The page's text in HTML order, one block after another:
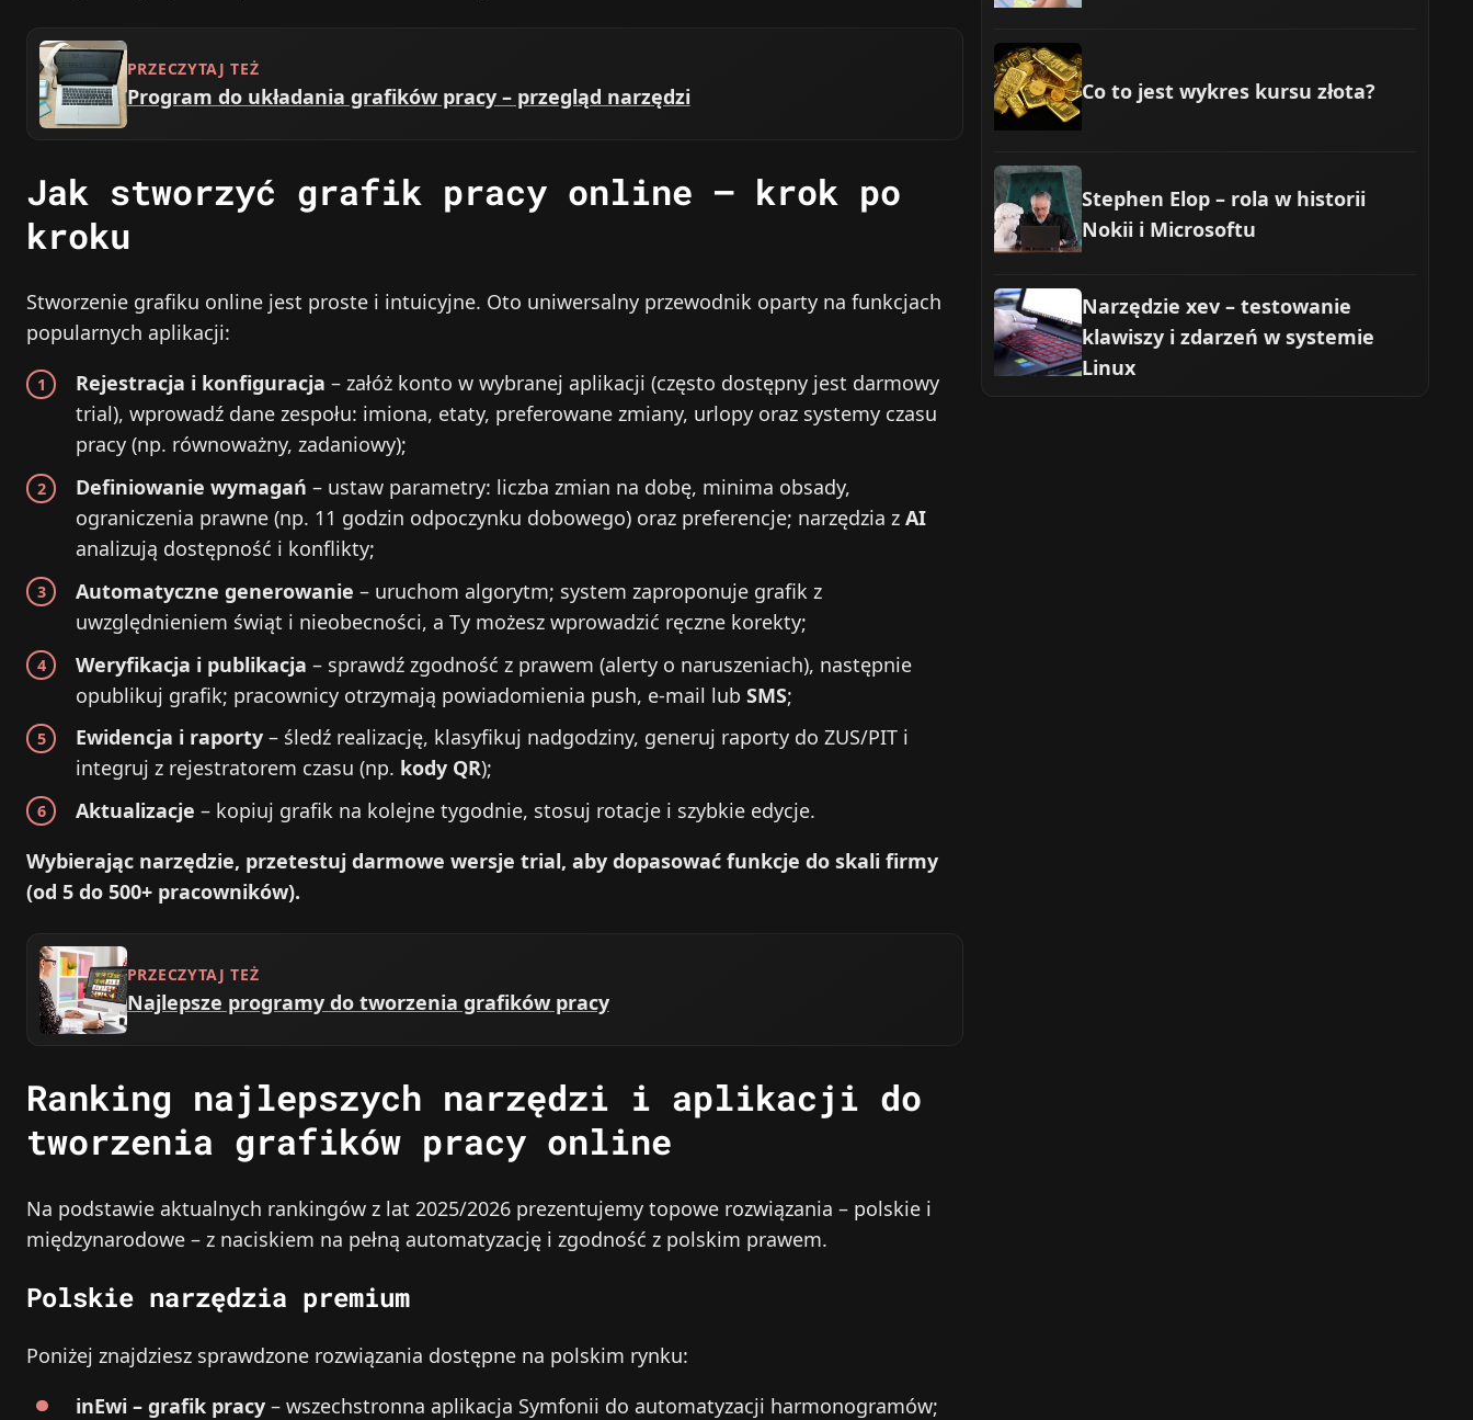
PRZECZYTAJ TEŻ
Program do układania grafików pracy – przegląd narzędzi
Jak stworzyć grafik pracy online – krok po
kroku
Stworzenie grafiku online jest proste i intuicyjne. Oto uniwersalny przewodnik oparty na funkcjach
popularnych aplikacji:
Rejestracja i konfiguracja – załóż konto w wybranej aplikacji (często dostępny jest darmowy
trial), wprowadź dane zespołu: imiona, etaty, preferowane zmiany, urlopy oraz systemy czasu
pracy (np. równoważny, zadaniowy);
Definiowanie wymagań – ustaw parametry: liczba zmian na dobę, minima obsady,
ograniczenia prawne (np. 11 godzin odpoczynku dobowego) oraz preferencje; narzędzia z AI
analizują dostępność i konflikty;
Automatyczne generowanie – uruchom algorytm; system zaproponuje grafik z
uwzględnieniem świąt i nieobecności, a Ty możesz wprowadzić ręczne korekty;
Weryfikacja i publikacja – sprawdź zgodność z prawem (alerty o naruszeniach), następnie
opublikuj grafik; pracownicy otrzymają powiadomienia push, e‑mail lub SMS;
Ewidencja i raporty – śledź realizację, klasyfikuj nadgodziny, generuj raporty do ZUS/PIT i
integruj z rejestratorem czasu (np. kody QR);
Aktualizacje – kopiuj grafik na kolejne tygodnie, stosuj rotacje i szybkie edycje.
Wybierając narzędzie, przetestuj darmowe wersje trial, aby dopasować funkcje do skali firmy
(od 5 do 500+ pracowników).
PRZECZYTAJ TEŻ
Najlepsze programy do tworzenia grafików pracy
Ranking najlepszych narzędzi i aplikacji do
tworzenia grafików pracy online
Na podstawie aktualnych rankingów z lat 2025/2026 prezentujemy topowe rozwiązania – polskie i
międzynarodowe – z naciskiem na pełną automatyzację i zgodność z polskim prawem.
Polskie narzędzia premium
Poniżej znajdziesz sprawdzone rozwiązania dostępne na polskim rynku:
inEwi – grafik pracy – wszechstronna aplikacja Symfonii do automatyzacji harmonogramów;
Co to jest wykres kursu złota?
Stephen Elop – rola w historii
Nokii i Microsoftu
Narzędzie xev – testowanie
klawiszy i zdarzeń w systemie
Linux